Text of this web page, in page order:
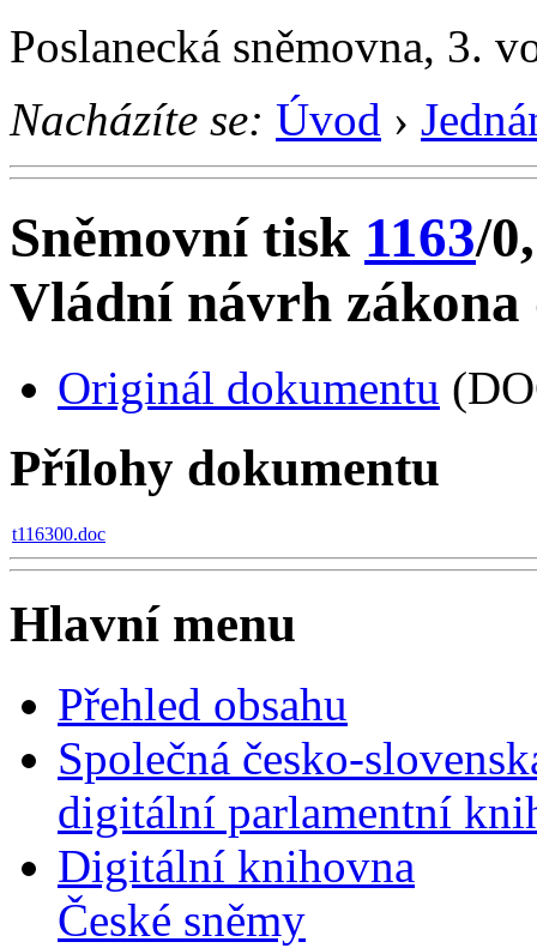
Poslanecká sněmovna, 3.
Nacházíte se: Úvod ›
Sněmovní tisk 1163/
Vládní návrh
Originál dokumentu
Přílohy dokumentu
t116300.doc
Hlavní menu
Přehled obsahu
Společná česko-
digitální parlamentní
Digitální knihovna
České sněmy